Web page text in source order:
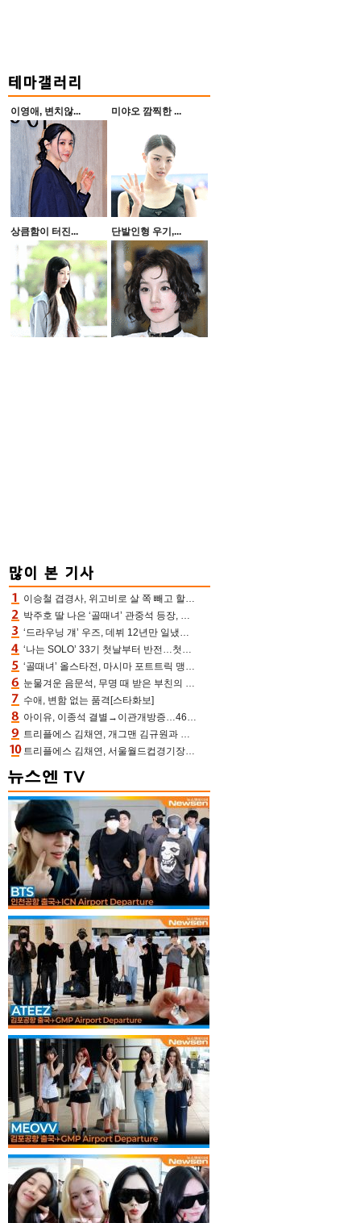
이영애, 변치않... 미야오 깜찍한 ...
상큼함이 터진... 단발인형 우기,...
이승철 겹경사, 위고비로 살 쪽 빼고 할아버지 된다‥마음으로 낳은 딸 임신 자랑(유퀴즈)
박주호 딸 나은 ‘골때녀’ 관중석 등장, 김민재 복제인간 보고 혼란 [결정적장면]
‘드라우닝 걔’ 우즈, 데뷔 12년만 일냈다…체조경기장 입성 확정
‘나는 SOLO’ 33기 첫날부터 반전…첫인상 0표 영호, 호감남 급부상
‘골때녀’ 올스타전, 마시마 포트트릭 맹추격전 5:4 골 잔치 ‘짜릿’ [어제TV]
눈물겨운 음문석, 무명 때 받은 부친의 전재산→폐암 父 세상 떠나기 전 여행(유퀴즈)[어제TV]
수애, 변함 없는 품격[스타화보]
아이유, 이종석 결별→이관개방증…46장 꽉 채운 유애나 ♥ “열심히 사는 중”
트리플에스 김채연, 개그맨 김규원과 함께 프리뷰쇼 진행 [포토엔HD]
트리플에스 김채연, 서울월드컵경기장에 뜬 맨시티 여신 [포토엔HD]